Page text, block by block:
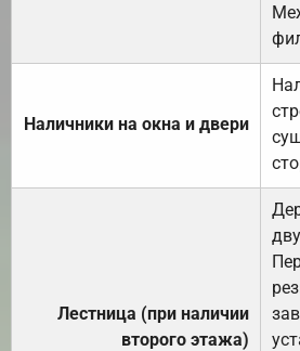
Наличники на окна и двери
Лестница (при наличии
второго этажа)